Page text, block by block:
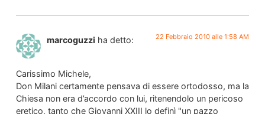
marcoguzzi ha detto: 22 Febbraio 2010 alle 1:58 AM
Carissimo Michele,
Don Milani certamente pensava di essere ortodosso, ma la
Chiesa non era d’accordo con lui, ritenendolo un pericoso
eretico, tanto che Giovanni XXIII lo definì "un pazzo